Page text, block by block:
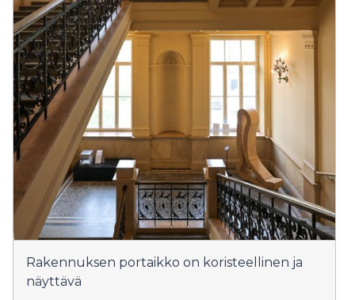
Rakennuksen portaikko on koristeellinen ja
näyttävä